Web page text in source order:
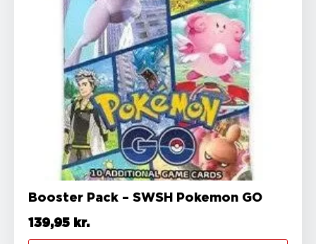
Booster Pack – SWSH Pokemon GO
139,95 kr.